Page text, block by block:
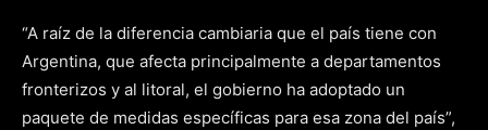
“A raíz de la diferencia cambiaria que el país tiene con
Argentina, que afecta principalmente a departamentos
fronterizos y al litoral, el gobierno ha adoptado un
paquete de medidas específicas para esa zona del país”,